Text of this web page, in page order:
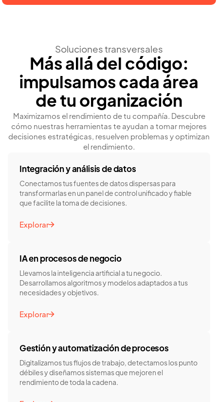
Soluciones transversales
Más allá del código:
impulsamos cada área
de tu organización
Maximizamos el rendimiento de tu compañía. Descubre
cómo nuestras herramientas te ayudan a tomar mejores
decisiones estratégicas, resuelven problemas y optimizan
el rendimiento.
Integración y análisis de datos
Conectamos tus fuentes de datos dispersas para
transformarlas en un panel de control unificado y fiable
que facilite la toma de decisiones.
Explorar
IA en procesos de negocio
Llevamos la inteligencia artificial a tu negocio.
Desarrollamos algoritmos y modelos adaptados a tus
necesidades y objetivos.
Explorar
Gestión y automatización de procesos
Digitalizamos tus flujos de trabajo, detectamos los punto
débiles y diseñamos sistemas que mejoren el
rendimiento de toda la cadena.